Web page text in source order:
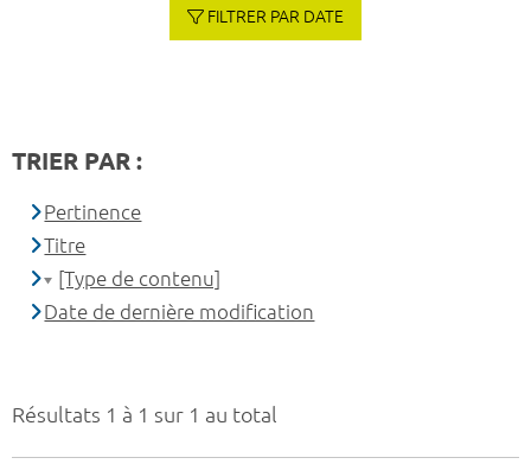
Résultats 1 à 1 sur 1 au total
FILTRER PAR DATE
TRIER PAR :
Pertinence
Titre
[Type de contenu]
Date de dernière modification